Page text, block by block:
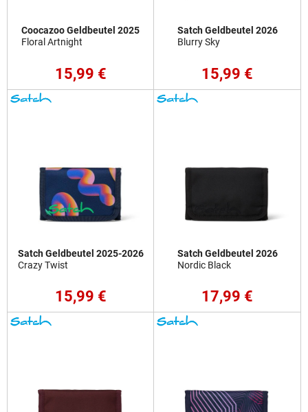
Coocazoo Geldbeutel 2025
Floral Artnight
15,99 €
Satch Geldbeutel 2026
Blurry Sky
15,99 €
Satch Geldbeutel 2025-2026
Crazy Twist
15,99 €
Satch Geldbeutel 2026
Nordic Black
17,99 €